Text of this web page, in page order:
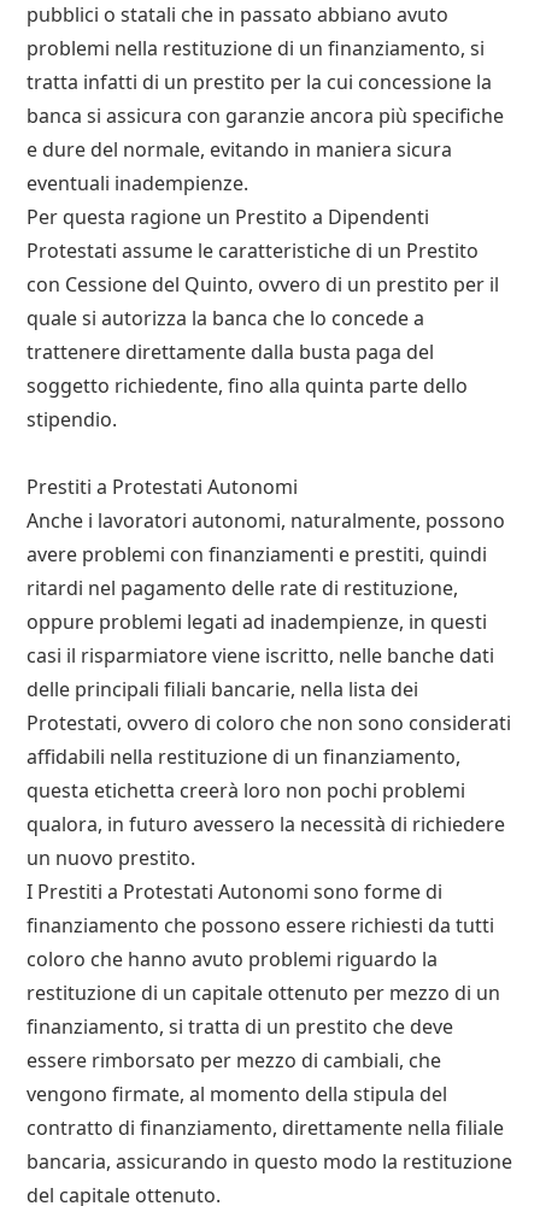
pubblici o statali che in passato abbiano avuto
problemi nella restituzione di un finanziamento, si
tratta infatti di un prestito per la cui concessione la
banca si assicura con garanzie ancora più specifiche
e dure del normale, evitando in maniera sicura
eventuali inadempienze.
Per questa ragione un Prestito a Dipendenti
Protestati assume le caratteristiche di un Prestito
con Cessione del Quinto, ovvero di un prestito per il
quale si autorizza la banca che lo concede a
trattenere direttamente dalla busta paga del
soggetto richiedente, fino alla quinta parte dello
stipendio.
Prestiti a Protestati Autonomi
Anche i lavoratori autonomi, naturalmente, possono
avere problemi con finanziamenti e prestiti, quindi
ritardi nel pagamento delle rate di restituzione,
oppure problemi legati ad inadempienze, in questi
casi il risparmiatore viene iscritto, nelle banche dati
delle principali filiali bancarie, nella lista dei
Protestati, ovvero di coloro che non sono considerati
affidabili nella restituzione di un finanziamento,
questa etichetta creerà loro non pochi problemi
qualora, in futuro avessero la necessità di richiedere
un nuovo prestito.
I Prestiti a Protestati Autonomi sono forme di
finanziamento che possono essere richiesti da tutti
coloro che hanno avuto problemi riguardo la
restituzione di un capitale ottenuto per mezzo di un
finanziamento, si tratta di un prestito che deve
essere rimborsato per mezzo di cambiali, che
vengono firmate, al momento della stipula del
contratto di finanziamento, direttamente nella filiale
bancaria, assicurando in questo modo la restituzione
del capitale ottenuto.